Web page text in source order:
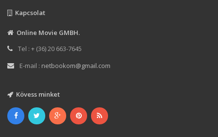
Kapcsolat
Online Movie GMBH.
Tel : + (36) 20 663-7645
E-mail : netbookom@gmail.com
Kövess minket